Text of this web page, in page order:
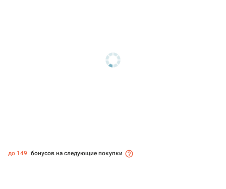
до 149 бонусов на следующие покупки